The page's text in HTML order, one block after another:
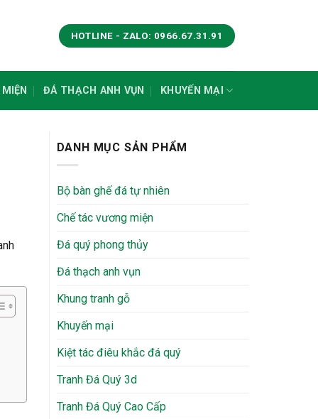
HOTLINE - ZALO: 0966.67.31.91
ĐÁ THẠCH ANH VỤN KHUYẾN MẠI
DANH MỤC SẢN PHẨM
Bộ bàn ghế đá tự nhiên
Chế tác vương miện
Đá quý phong thủy
Đá thạch anh vụn
Khung tranh gỗ
Khuyến mại
Kiệt tác điêu khắc đá quý
Tranh Đá Quý 3d
Tranh Đá Quý Cao Cấp